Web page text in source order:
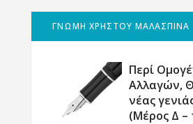
ΓΝΩΜΗ ΧΡΗΣΤΟΥ ΜΑΛΑΣΠΙΝΑ
Περί
Αλλαγών,
νέας
(Μέρος Δ –